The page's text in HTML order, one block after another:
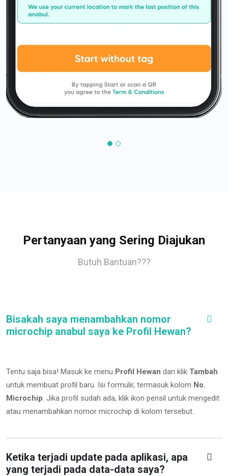
Pertanyaan yang Sering Diajukan
Butuh Bantuan???
Bisakah saya menambahkan nomor
microchip anabul saya ke Profil Hewan?
Tentu saja bisa! Masuk ke menu Profil Hewan dan klik Tambah
untuk membuat profil baru. Isi formulir, termasuk kolom No.
Microchip. Jika profil sudah ada, klik ikon pensil untuk mengedit
atau menambahkan nomor microchip di kolom tersebut.
Ketika terjadi update pada aplikasi, apa
yang terjadi pada data-data saya?